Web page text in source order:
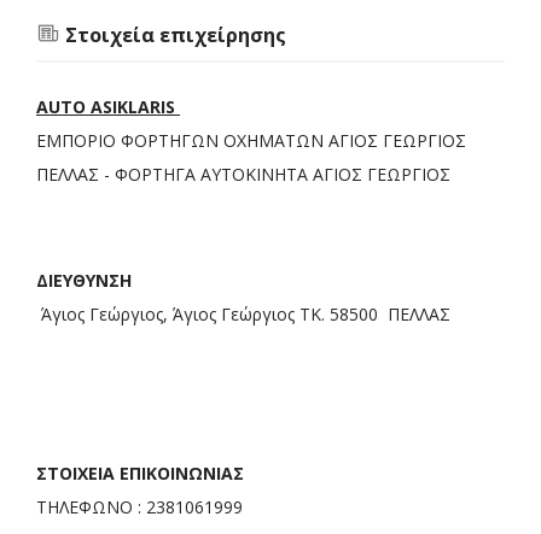
Στοιχεία επιχείρησης
AUTO ASIKLARIS
ΕΜΠΟΡΙΟ ΦΟΡΤΗΓΩΝ ΟΧΗΜΑΤΩΝ ΑΓΙΟΣ ΓΕΩΡΓΙΟΣ
ΠΕΛΛΑΣ - ΦΟΡΤΗΓΑ ΑΥΤΟΚΙΝΗΤΑ ΑΓΙΟΣ ΓΕΩΡΓΙΟΣ
ΔΙΕΥΘΥΝΣΗ
Άγιος Γεώργιος, Άγιος Γεώργιος TΚ. 58500 ΠΕΛΛΑΣ
ΣΤΟΙΧΕΙΑ ΕΠΙΚΟΙΝΩΝΙΑΣ
ΤΗΛΕΦΩΝΟ : 2381061999